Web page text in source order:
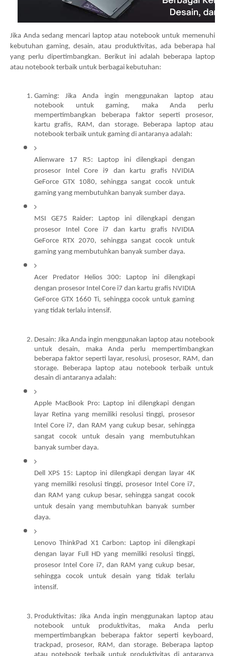
Jika Anda sedang mencari laptop atau notebook untuk memenuhi
kebutuhan gaming, desain, atau produktivitas, ada beberapa hal
yang perlu dipertimbangkan. Berikut ini adalah beberapa laptop
atau notebook terbaik untuk berbagai kebutuhan:
Gaming: Jika Anda ingin menggunakan laptop atau
notebook untuk gaming, maka Anda perlu
mempertimbangkan beberapa faktor seperti prosesor,
kartu grafis, RAM, dan storage. Beberapa laptop atau
notebook terbaik untuk gaming di antaranya adalah:
Alienware 17 R5: Laptop ini dilengkapi dengan
prosesor Intel Core i9 dan kartu grafis NVIDIA
GeForce GTX 1080, sehingga sangat cocok untuk
gaming yang membutuhkan banyak sumber daya.
MSI GE75 Raider: Laptop ini dilengkapi dengan
prosesor Intel Core i7 dan kartu grafis NVIDIA
GeForce RTX 2070, sehingga sangat cocok untuk
gaming yang membutuhkan banyak sumber daya.
Acer Predator Helios 300: Laptop ini dilengkapi
dengan prosesor Intel Core i7 dan kartu grafis NVIDIA
GeForce GTX 1660 Ti, sehingga cocok untuk gaming
yang tidak terlalu intensif.
Desain: Jika Anda ingin menggunakan laptop atau notebook
untuk desain, maka Anda perlu mempertimbangkan
beberapa faktor seperti layar, resolusi, prosesor, RAM, dan
storage. Beberapa laptop atau notebook terbaik untuk
desain di antaranya adalah:
Apple MacBook Pro: Laptop ini dilengkapi dengan
layar Retina yang memiliki resolusi tinggi, prosesor
Intel Core i7, dan RAM yang cukup besar, sehingga
sangat cocok untuk desain yang membutuhkan
banyak sumber daya.
Dell XPS 15: Laptop ini dilengkapi dengan layar 4K
yang memiliki resolusi tinggi, prosesor Intel Core i7,
dan RAM yang cukup besar, sehingga sangat cocok
untuk desain yang membutuhkan banyak sumber
daya.
Lenovo ThinkPad X1 Carbon: Laptop ini dilengkapi
dengan layar Full HD yang memiliki resolusi tinggi,
prosesor Intel Core i7, dan RAM yang cukup besar,
sehingga cocok untuk desain yang tidak terlalu
intensif.
Produktivitas: Jika Anda ingin menggunakan laptop atau
notebook untuk produktivitas, maka Anda perlu
mempertimbangkan beberapa faktor seperti keyboard,
trackpad, prosesor, RAM, dan storage. Beberapa laptop